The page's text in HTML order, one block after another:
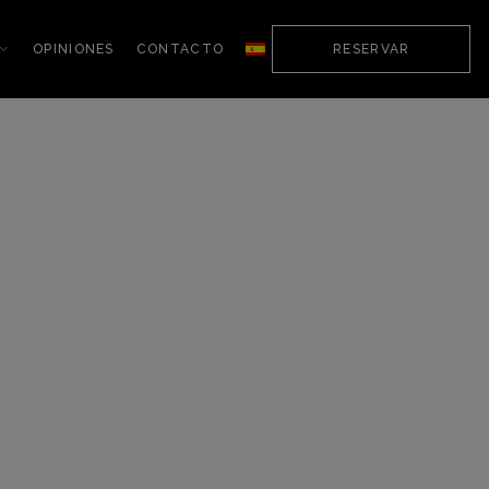
OPINIONES CONTACTO RESERVAR